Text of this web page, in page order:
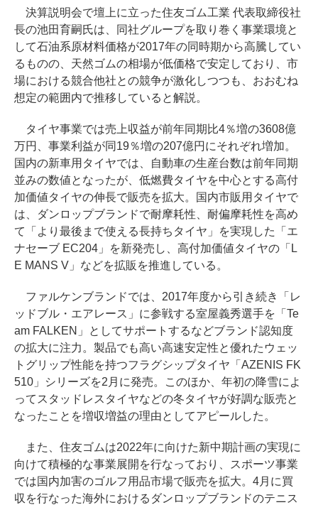
決算説明会で壇上に立った住友ゴム工業 代表取締役社
長の池田育嗣氏は、同社グループを取り巻く事業環境と
して石油系原材料価格が2017年の同時期から高騰してい
るものの、天然ゴムの相場が低価格で安定しており、市
場における競合他社との競争が激化しつつも、おおむね
想定の範囲内で推移していると解説。
タイヤ事業では売上収益が前年同期比4％増の3608億
万円、事業利益が同19％増の207億円にそれぞれ増加。
国内の新車用タイヤでは、自動車の生産台数は前年同期
並みの数値となったが、低燃費タイヤを中心とする高付
加価値タイヤの伸長で販売を拡大。国内市販用タイヤで
は、ダンロップブランドで耐摩耗性、耐偏摩耗性を高め
て「より最後まで使える長持ちタイヤ」を実現した「エ
ナセーブ EC204」を新発売し、高付加価値タイヤの「L
E MANS V」などを拡販を推進している。
ファルケンブランドでは、2017年度から引き続き「レ
ッドブル・エアレース」に参戦する室屋義秀選手を「Te
am FALKEN」としてサポートするなどブランド認知度
の拡大に注力。製品でも高い高速安定性と優れたウェッ
トグリップ性能を持つフラグシップタイヤ「AZENIS FK
510」シリーズを2月に発売。このほか、年初の降雪によ
ってスタッドレスタイヤなどの冬タイヤが好調な販売と
なったことを増収増益の理由としてアピールした。
また、住友ゴムは2022年に向けた新中期計画の実現に
向けて積極的な事業展開を行なっており、スポーツ事業
では国内加害のゴルフ用品市場で販売を拡大。4月に買
収を行なった海外におけるダンロップブランドのテニス